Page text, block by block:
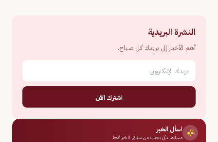
النشرة البريدية
أهم الأخبار إلى بريدك كل صباح.
اشترك الآن
اسأل الخبر
مساعد ذكي يجيب من سياق الخبر فقط